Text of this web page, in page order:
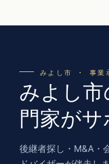
みよし市 · 事業
みよし市
門家がサ
後継者探し・M&A・